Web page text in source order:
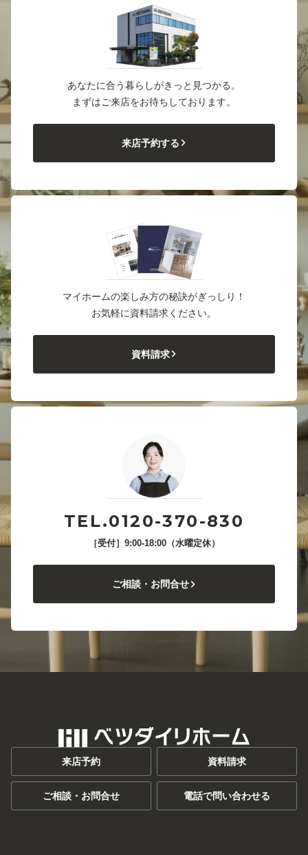
あなたに合う暮らしがきっと見つかる。
まずはご来店をお待ちしております。
来店予約する
マイホームの楽しみ方の秘訣がぎっしり！
お気軽に資料請求ください。
資料請求
TEL.0120-370-830
［受付］9:00-18:00（水曜定休）
ご相談・お問合せ
来店予約 資料請求
ご相談・お問合せ 電話で問い合わせる